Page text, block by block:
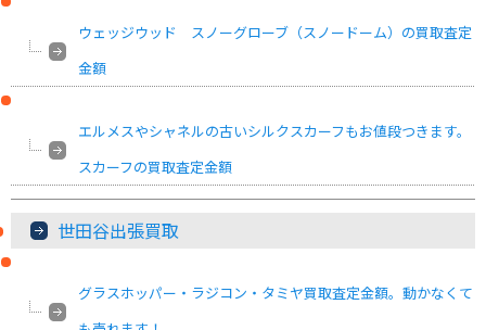
ウェッジウッド スノーグローブ（スノードーム）の買取査定
金額
エルメスやシャネルの古いシルクスカーフもお値段つきます。
スカーフの買取査定金額
世田谷出張買取
グラスホッパー・ラジコン・タミヤ買取査定金額。動かなくて